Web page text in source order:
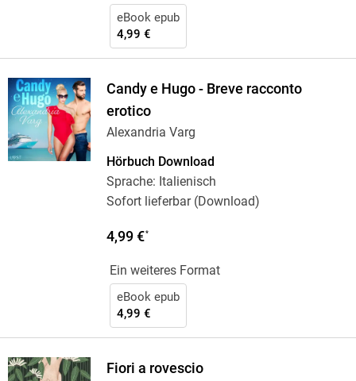
eBook epub
4,99 €
Candy e Hugo - Breve racconto
erotico
Alexandria Varg
Hörbuch Download
Sprache: Italienisch
Sofort lieferbar (Download)
4,99 €*
Ein weiteres Format
eBook epub
4,99 €
Fiori a rovescio